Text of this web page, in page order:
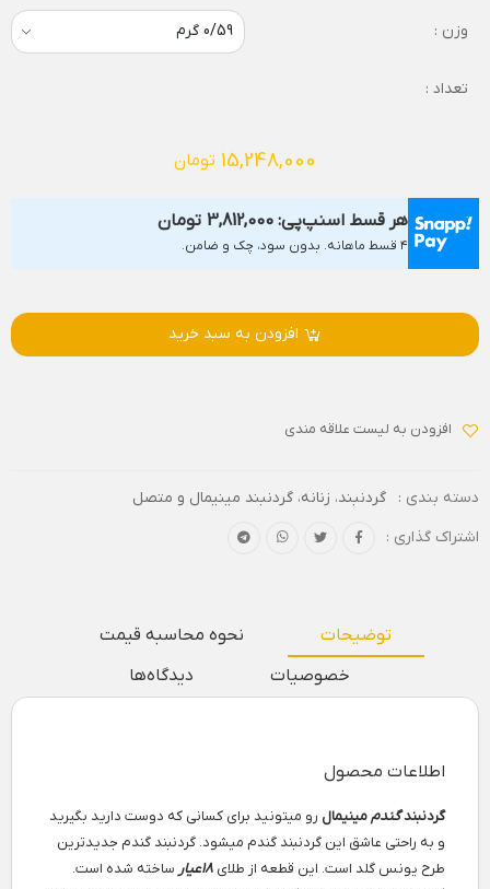
وزن :
تعداد :
15,248,000 تومان
هر قسط اسنپ‌پی: 3,812,000 تومان
۴ قسط ماهانه. بدون سود، چک و ضامن.
افزودن به سبد خرید
افزودن به لیست علاقه مندی
دسته بندی : گردنبند، زنانه، گردنبند مینیمال و متصل
اشتراک گذاری :
توضیحات
نحوه محاسبه قیمت
خصوصیات
دیدگاه‌ها
اطلاعات محصول
گردنبندگندممینیمال رو میتونید برای کسانی که دوست دارید بگیرید
و به راحتی عاشق این گردنبند گندم میشود. گردنبند گندم جدیدترین
طرح یونس گلد است. این قطعه از طلای 18عیار
ساخته شده است.